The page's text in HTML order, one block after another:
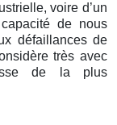
voire d’un
de nous
défaillances de
très avec
de la plus